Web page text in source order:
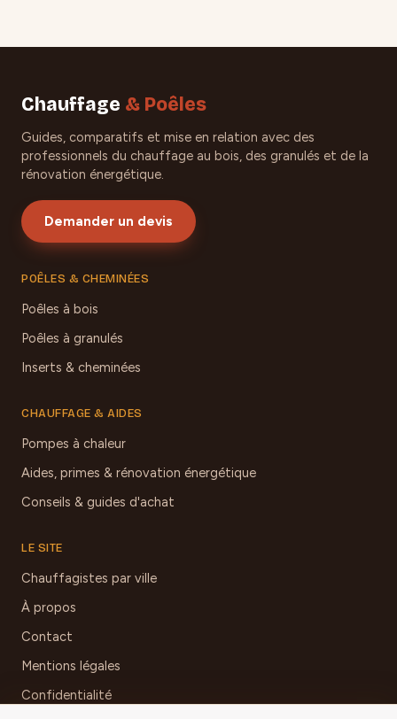
Chauffage & Poêles
Guides, comparatifs et mise en relation avec des
professionnels du chauffage au bois, des granulés et de la
rénovation énergétique.
Demander un devis
POÊLES & CHEMINÉES
Poêles à bois
Poêles à granulés
Inserts & cheminées
CHAUFFAGE & AIDES
Pompes à chaleur
Aides, primes & rénovation énergétique
Conseils & guides d'achat
LE SITE
Chauffagistes par ville
À propos
Contact
Mentions légales
Confidentialité